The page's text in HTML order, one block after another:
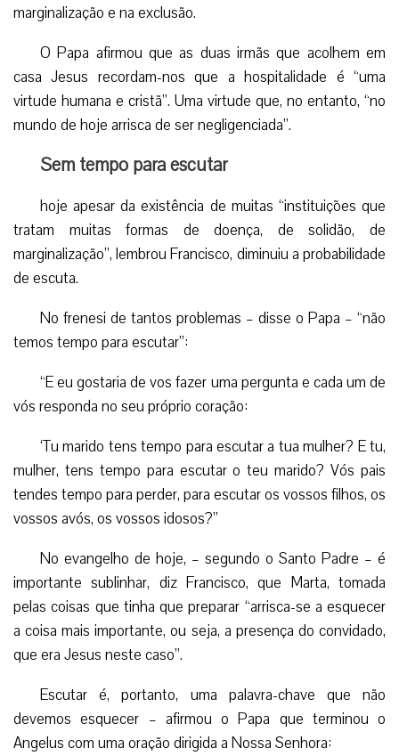
marginalização e na exclusão.
O Papa afirmou que as duas irmãs que acolhem em
casa Jesus recordam-nos que a hospitalidade é “uma
virtude humana e cristã”. Uma virtude que, no entanto, “no
mundo de hoje arrisca de ser negligenciada”.
Sem tempo para escutar
hoje apesar da existência de muitas “instituições que
tratam muitas formas de doença, de solidão, de
marginalização”, lembrou Francisco, diminuiu a probabilidade
de escuta.
No frenesi de tantos problemas – disse o Papa – “não
temos tempo para escutar”:
“E eu gostaria de vos fazer uma pergunta e cada um de
vós responda no seu próprio coração:
‘Tu marido tens tempo para escutar a tua mulher? E tu,
mulher, tens tempo para escutar o teu marido? Vós pais
tendes tempo para perder, para escutar os vossos filhos, os
vossos avós, os vossos idosos?”
No evangelho de hoje, – segundo o Santo Padre – é
importante sublinhar, diz Francisco, que Marta, tomada
pelas coisas que tinha que preparar “arrisca-se a esquecer
a coisa mais importante, ou seja, a presença do convidado,
que era Jesus neste caso”.
Escutar é, portanto, uma palavra-chave que não
devemos esquecer – afirmou o Papa que terminou o
Angelus com uma oração dirigida a Nossa Senhora: